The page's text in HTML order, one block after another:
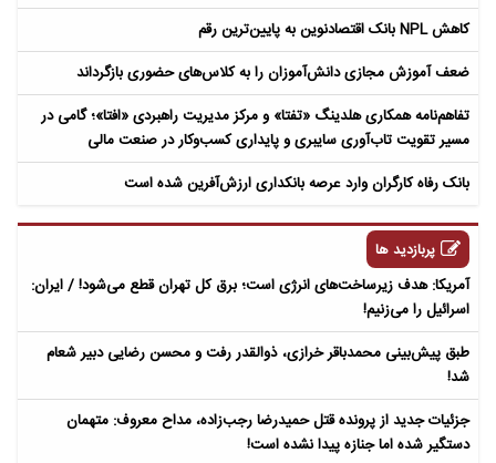
کاهش NPL بانک اقتصادنوین به پایین‌ترین رقم
ضعف آموزش مجازی دانش‌آموزان را به کلاس‌های حضوری بازگرداند
تفاهم‌نامه همکاری هلدینگ «تفتا» و مرکز مدیریت راهبردی «افتا»؛ گامی در
مسیر تقویت تاب‌آوری سایبری و پایداری کسب‌وکار در صنعت مالی
بانک رفاه کارگران وارد عرصه بانکداری ارزش‌آفرین شده است
پربازدید ها
آمریکا: هدف زیرساخت‌های انرژی است؛ برق کل تهران قطع می‌شود! / ایران:
اسرائیل را می‌زنیم!
طبق پیش‌بینی محمدباقر خرازی، ذوالقدر رفت و محسن رضایی دبیر شعام
شد!
جزئیات جدید از پرونده قتل حمیدرضا رجب‌زاده، مداح معروف: متهمان
دستگیر شده اما جنازه پیدا نشده است!